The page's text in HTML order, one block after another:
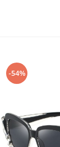
-54%